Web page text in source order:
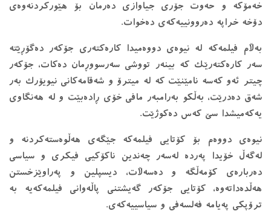
خه‌مۆكه‌ و حه‌وت جۆری جیاوازی ده‌رمان بۆ هێوركردنه‌وه‌ی
دۆخه‌ خراپه‌ ده‌روونییه‌كه‌ی ده‌خوات.
به‌ڵام فیلمه‌كه‌ له ‌نیوه‌ی دووه‌میدا كاره‌كته‌ری جۆكه‌ر ده‌گۆڕێته‌
سه‌ر كاره‌كته‌رێك كه‌ بینه‌ر تووشی سه‌رسووڕمان ده‌كات، جۆكه‌ر
چیتر ئه‌و كه‌سه‌ نامێنێت كه‌ له‌ میترۆ و شه‌قامه‌كانی نیویۆرك به‌ر
شه‌ق ده‌درێت، به‌ڵكو به‌رامبه‌ر مافی خۆی ڕاده‌بێت و له ‌هه‌نگاوی
یه‌كه‌میشدا سێ كه‌س ده‌كوژێت.
نیوه‌ی دووه‌م بۆ كۆتایی فیلمه‌كه‌ جێگه‌ی هه‌ڵوه‌سته‌كردنه‌ و
له‌گه‌ڵ خۆیدا په‌رده‌ له‌سه‌ر چه‌ندین ناكۆكیی فیكری و سیاسی
ده‌رباره‌ی كۆمه‌ڵگه‌ و ده‌سه‌ڵات، دیسپلین و په‌راوێزخستن
هه‌ڵده‌داته‌وه‌، كۆتایی جۆكه‌ر گه‌یشتنی پاڵه‌وانی فیلمه‌كه‌یه‌ به‌
ترۆپكی په‌یامه‌ فه‌لسه‌فی و سیاسییه‌كه‌ی.